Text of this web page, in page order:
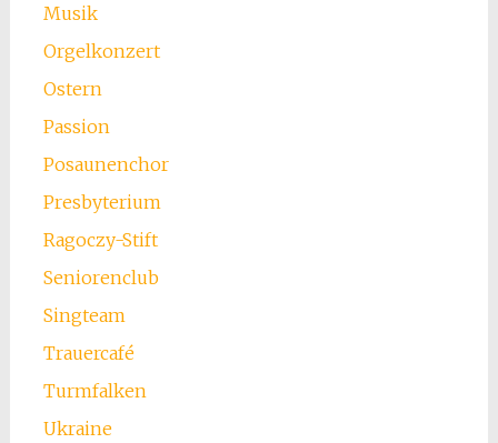
Musik
Orgelkonzert
Ostern
Passion
Posaunenchor
Presbyterium
Ragoczy-Stift
Seniorenclub
Singteam
Trauercafé
Turmfalken
Ukraine